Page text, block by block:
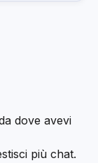
dove avevi
più chat.